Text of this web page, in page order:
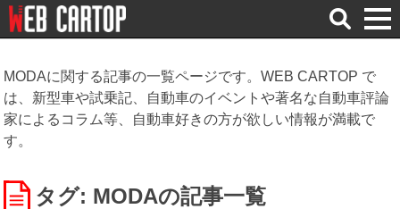
検
索
MODAに関する記事の一覧ページです。WEB CARTOP で
は、新型車や試乗記、自動車のイベントや著名な自動車評論
家によるコラム等、自動車好きの方が欲しい情報が満載で
す。
タグ: MODAの記事一覧